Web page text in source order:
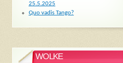
25.5.2025
Quo vadis Tango?
WOLKE